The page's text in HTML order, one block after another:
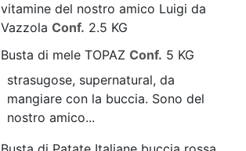
vitamine del nostro amico Luigi da
Vazzola Conf. 2.5 KG
Busta di mele TOPAZ Conf. 5 KG
strasugose, supernatural, da
mangiare con la buccia. Sono del
nostro amico...